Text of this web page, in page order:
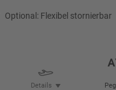
Optional: Flexibel stornierbar
Details